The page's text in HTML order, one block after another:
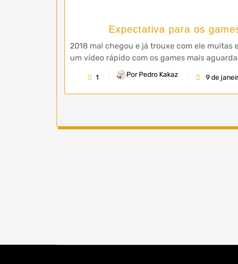
Expectativa para os
2018 mal chegou e já trouxe com ele muitas
um vídeo rápido com os games mais
1 Por Pedro Kakaz 9 de